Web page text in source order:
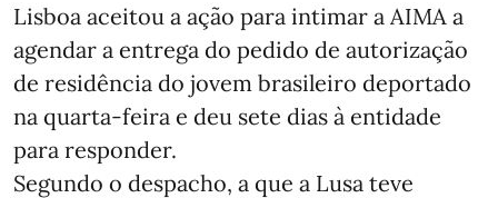
Lisboa aceitou a ação para intimar a AIMA a
agendar a entrega do pedido de autorização
de residência do jovem brasileiro deportado
na quarta-feira e deu sete dias à entidade
para responder.
Segundo o despacho, a que a Lusa teve